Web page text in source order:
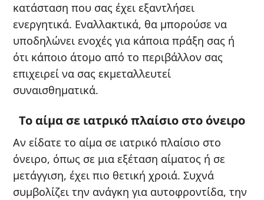
κατάσταση που σας έχει εξαντλήσει
ενεργητικά. Εναλλακτικά, θα μπορούσε να
υποδηλώνει ενοχές για κάποια πράξη σας ή
ότι κάποιο άτομο από το περιβάλλον σας
επιχειρεί να σας εκμεταλλευτεί
συναισθηματικά.
Το αίμα σε ιατρικό πλαίσιο στο όνειρο
Αν είδατε το αίμα σε ιατρικό πλαίσιο στο
όνειρο, όπως σε μια εξέταση αίματος ή σε
μετάγγιση, έχει πιο θετική χροιά. Συχνά
συμβολίζει την ανάγκη για αυτοφροντίδα, την